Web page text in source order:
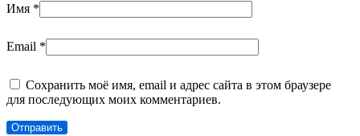
Имя *
Email *
Сохранить моё имя, email и адрес сайта в этом браузере
для последующих моих комментариев.